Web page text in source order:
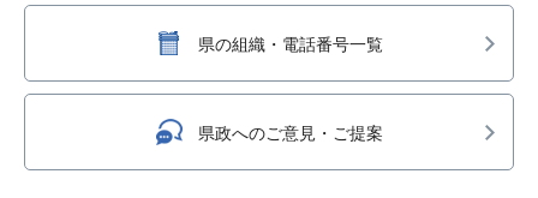
県の組織・電話番号一覧
県政へのご意見・ご提案